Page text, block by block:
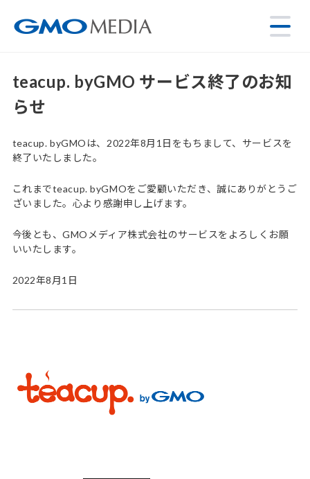
teacup. byGMO サービス終了のお知
らせ
teacup. byGMOは、2022年8月1日をもちまして、サービスを
終了いたしました。
これまでteacup. byGMOをご愛顧いただき、誠にありがとうご
ざいました。心より感謝申し上げます。
今後とも、GMOメディア株式会社のサービスをよろしくお願
いいたします。
2022年8月1日